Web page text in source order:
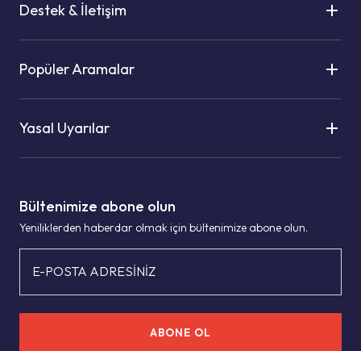
Bültenimize abone olun
Yeniliklerden haberdar olmak için bültenimize abone olun.
E-POSTA ADRESİNİZ
ABONE OL
Destek & İletişim
Popüler Aramalar
Yasal Uyarılar